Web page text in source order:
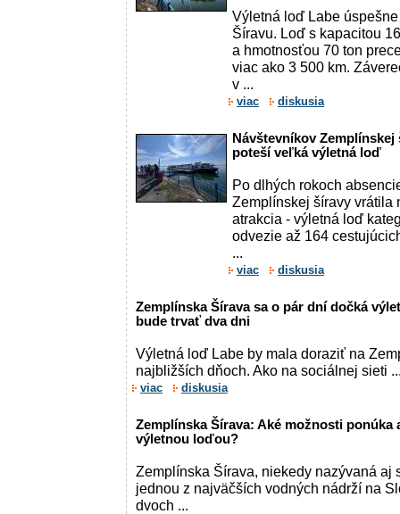
Výletná loď Labe
Šíravu. Loď s kapacitou
a hmotnosťou 70 ton
viac ako 3 500 km.
v ...
viac diskusia
Návštevníkov
poteší veľká výletná loď
Po dlhých rokoch
Zemplínskej šíravy vrátila
atrakcia - výletná loď
odvezie až 164
...
viac diskusia
Zemplínska Šírava sa o pár dní dočká
bude trvať dva dni
Výletná loď Labe by mala doraziť na
najbližších dňoch. Ako na sociálnej sieti
viac diskusia
Zemplínska Šírava: Aké možnosti ponúka
výletnou loďou?
Zemplínska Šírava, niekedy nazývaná aj
jednou z najväčších vodných nádrží na
dvoch ...